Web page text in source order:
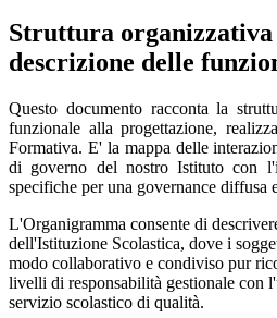
Struttura organizzativa
descrizione delle
Questo documento racconta la
funzionale alla progettazione,
Formativa. E'la mappa delle
di governo del nostro Istituto con
specifiche per una governance diffusa
L'Organigramma consente di
dell'Istituzione Scolastica, dove i
modo collaborativo e condiviso pur
livelli di responsabilità gestionale con
servizio scolastico di qualità.